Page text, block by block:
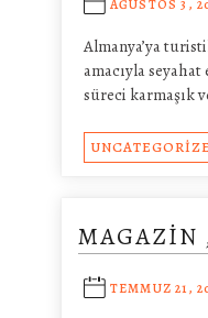
AĞUSTOS 3,
Almanya’ya
amacıyla
süreci karmaşık
MAGAZIN
TEMMUZ 21,